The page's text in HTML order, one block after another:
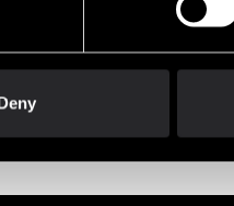
Klubrabatter
Benyt dig af tilbud og